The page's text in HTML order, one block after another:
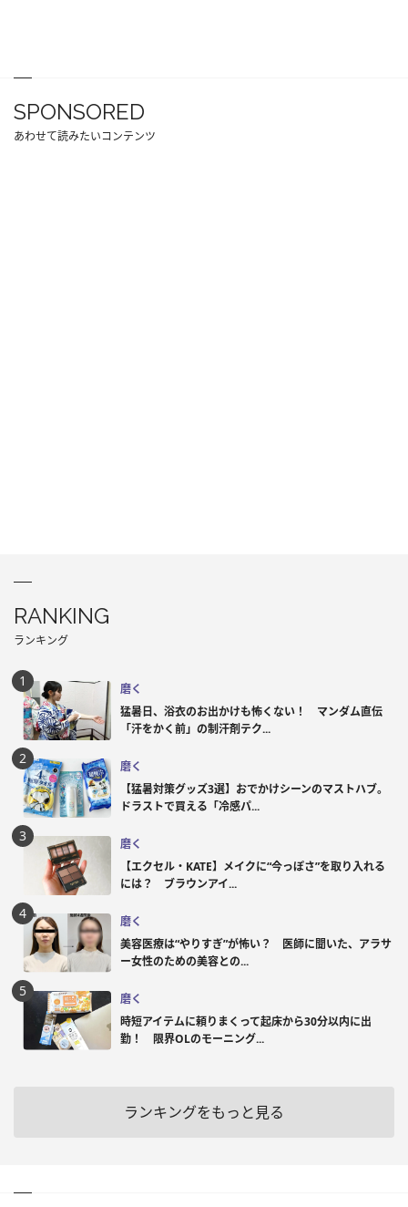
SPONSORED
あわせて読みたいコンテンツ
RANKING
ランキング
磨く
猛暑日、浴衣のお出かけも怖くない！ マンダム直伝
「汗をかく前」の制汗剤テク...
磨く
【猛暑対策グッズ3選】おでかけシーンのマストハブ。
ドラストで買える「冷感パ...
磨く
【エクセル・KATE】メイクに“今っぽさ”を取り入れる
には？ ブラウンアイ...
磨く
美容医療は“やりすぎ”が怖い？ 医師に聞いた、アラサ
ー女性のための美容との...
磨く
時短アイテムに頼りまくって起床から30分以内に出
勤！ 限界OLのモーニング...
ランキングをもっと見る